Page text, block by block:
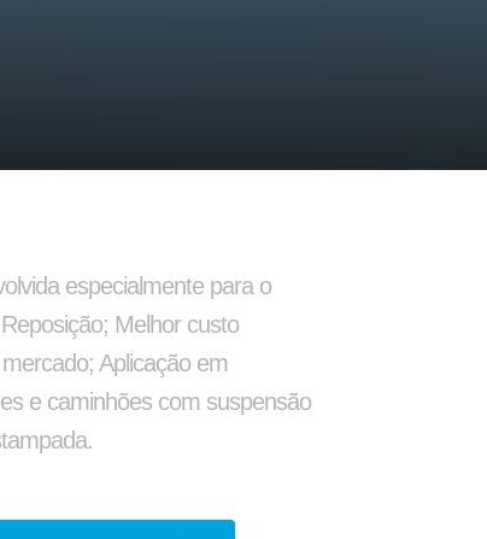
especialmente para o
Melhor custo
Aplicação em
e caminhões com suspensão